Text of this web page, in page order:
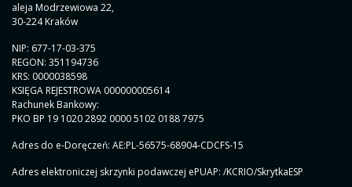
aleja Modrzewiowa 22,
30-224 Kraków
NIP: 677-17-03-375
REGON: 351194736
KRS: 0000038598
KSIĘGA REJESTROWA 000000005614
Rachunek Bankowy:
PKO BP 19 1020 2892 0000 5102 0188 7975
Adres do e-Doręczeń: AE:PL-56575-68904-CDCFS-15
Adres elektroniczej skrzynki podawczej ePUAP: /KCRIO/SkrytkaESP